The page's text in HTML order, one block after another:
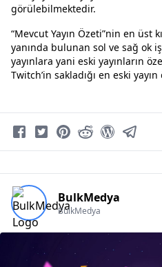
görülebilmektedir.
“Mevcut Yayın Özeti”nin en üst
yanında bulunan sol ve sağ ok
yayınlara yani eski yayınların
Twitch’in sakladığı en eski
BulkMedya
BulkMedya